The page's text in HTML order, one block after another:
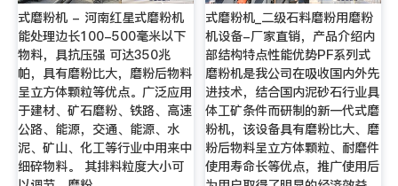
式磨粉机 - 河南红星式磨粉机
能处理边长100-500毫米以下
物料，具抗压强 可达350兆
帕，具有磨粉比大，磨粉后物料
呈立方体颗粒等优点。广泛应用
于建材、矿石磨粉、铁路、高速
公路、能源，交通、能源、水
泥、矿山、化工等行业中用来中
细碎物料。 其排料粒度大小可
式磨粉机_二级石料磨粉用磨粉
机设备-厂家直销，产品介绍内
部结构特点性能优势PF系列式
磨粉机是我公司在吸收国内外先
进技术，结合国内泥砂石行业具
体工矿条件而研制的新一代式磨
粉机，该设备具有磨粉比大、磨
粉后物料呈立方体颗粒、耐磨件
使用寿命长等优点，推广使用后